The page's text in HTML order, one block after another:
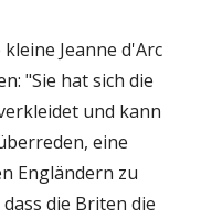
Jeanne d'Arc
"Sie hat sich die
und kann
eine
Engländern zu
die Briten die